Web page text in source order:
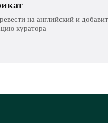
на английский и
куратора